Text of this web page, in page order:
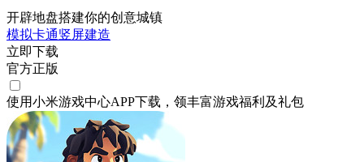
开辟地盘搭建你的创意城镇
模拟卡通竖屏建造
立即下载
官方正版
使用小米游戏中心APP下载 ，领丰富游戏福利 及礼包